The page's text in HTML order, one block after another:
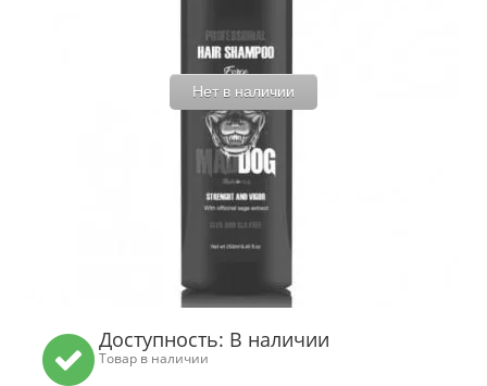
Нет в наличии
Доступность: В наличии
Товар в наличии